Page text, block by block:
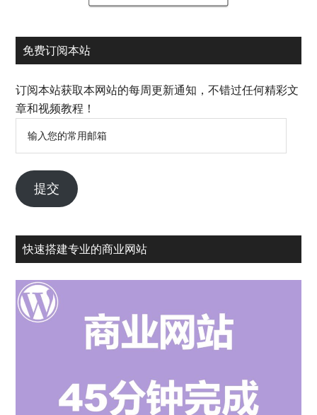
免费订阅本站
订阅本站获取本网站的每周更新通知，不错过任何精彩文
章和视频教程！
的
常
邮
箱
提交
快速搭建专业的商业网站